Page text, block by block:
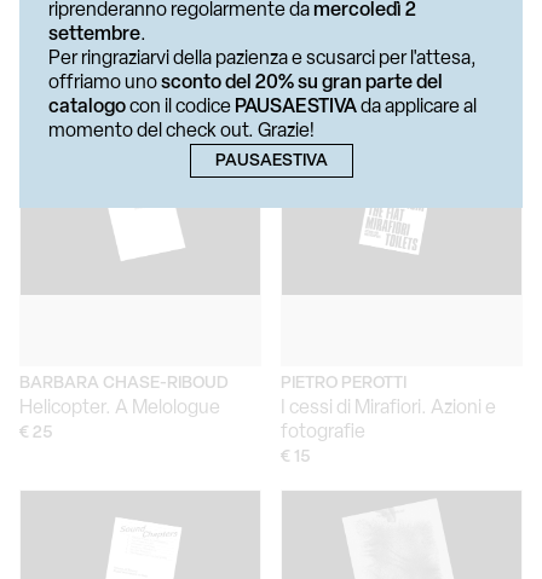
ALESSANDRA SPRANZI
La dimensione delle cose
€ 30
TAYSIR BATNIJI
Like Its Own Image
€ 25
BARBARA CHASE-RIBOUD
Helicopter. A Melologue
€ 25
PIETRO PEROTTI
I cessi di Mirafiori. Azioni e
fotografie
€ 15
riprenderanno regolarmente damercoledì 2
settembre.
Per ringraziarvi della pazienza e scusarci per l'attesa,
offriamo unosconto del 20% su gran parte del
catalogocon il codice PAUSAESTIVAda applicare al
momento del check out. Grazie!
PAUSAESTIVA